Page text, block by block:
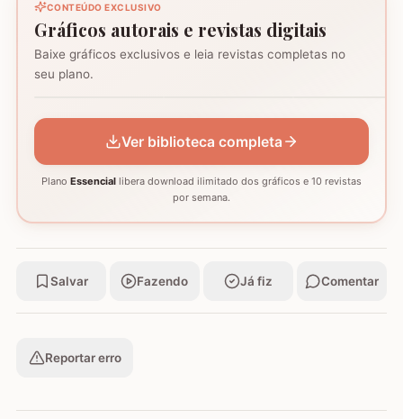
CONTEÚDO EXCLUSIVO
Gráficos autorais e revistas digitais
Baixe gráficos exclusivos e leia revistas completas no
seu plano.
Coração - Tapete
montagem
Ver biblioteca completa
Plano Essencial libera download ilimitado dos gráficos e 10 revistas
por semana.
Salvar Fazendo Já fiz Comentar
Reportar erro